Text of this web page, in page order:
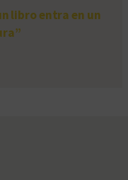
libro entra en un